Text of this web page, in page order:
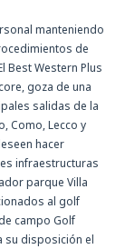
manteniendo
de
Best Western Plus
goza de una
salidas de la
Como, Lecco y
hacer
infraestructuras
parque Villa
al golf
campo Golf
su disposición el